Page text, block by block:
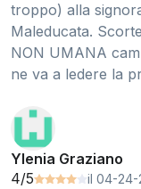
troppo) alla
Maleducata.
NON UMANA
ne va a ledere la
Ylenia Graziano
4/5
il 04-24-